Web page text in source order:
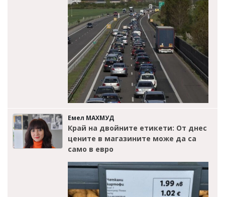
Емел МАХМУД
Край на двойните етикети: От днес
цените в магазините може да са
само в евро